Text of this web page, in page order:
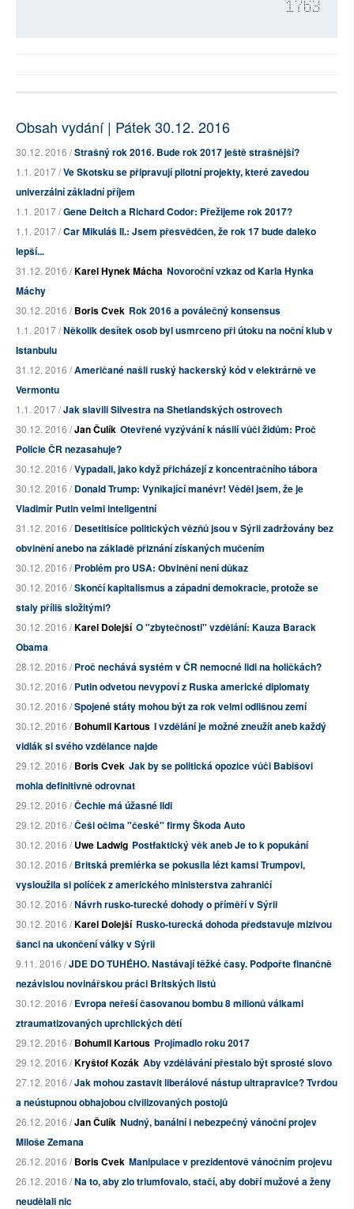
1763
Obsah vydání | Pátek 30.12. 2016
30.12. 2016 /Strašný rok 2016. Bude rok 2017 ještě strašnější?
1.1. 2017 /Ve Skotsku se připravují pilotní projekty, které zavedou
univerzální základní příjem
1.1. 2017 /Gene Deitch a Richard Codor: Přežijeme rok 2017?
1.1. 2017 /Car Mikuláš II.: Jsem přesvědčen, že rok 17 bude daleko
lepší...
31.12. 2016 /Karel Hynek Mácha Novoroční vzkaz od Karla Hynka
Máchy
30.12. 2016 /Boris Cvek Rok 2016 a poválečný konsensus
1.1. 2017 /Několik desítek osob byl usmrceno při útoku na noční klub v
Istanbulu
31.12. 2016 /Američané našli ruský hackerský kód v elektrárně ve
Vermontu
1.1. 2017 /Jak slavili Silvestra na Shetlandských ostrovech
30.12. 2016 /Jan Čulík Otevřené vyzývání k násilí vůči židům: Proč
Policie ČR nezasahuje?
30.12. 2016 /Vypadali, jako když přicházejí z koncentračního tábora
30.12. 2016 /Donald Trump: Vynikající manévr! Věděl jsem, že je
Vladimír Putin velmi inteligentní
31.12. 2016 /Desetitisíce politických vězňů jsou v Sýrii zadržovány bez
obvinění anebo na základě přiznání získaných mučením
30.12. 2016 /Problém pro USA: Obvinění není důkaz
30.12. 2016 /Skončí kapitalismus a západní demokracie, protože se
staly příliš složitými?
30.12. 2016 /Karel Dolejší O "zbytečnosti" vzdělání: Kauza Barack
Obama
28.12. 2016 /Proč nechává systém v ČR nemocné lidi na holičkách?
30.12. 2016 /Putin odvetou nevypoví z Ruska americké diplomaty
30.12. 2016 /Spojené státy mohou být za rok velmi odlišnou zemí
30.12. 2016 /Bohumil Kartous I vzdělání je možné zneužít aneb každý
vidlák si svého vzdělance najde
29.12. 2016 /Boris Cvek Jak by se politická opozice vůči Babišovi
mohla definitivně odrovnat
29.12. 2016 /Čechie má úžasné lidi
29.12. 2016 /Češi očima "české" firmy Škoda Auto
30.12. 2016 /Uwe Ladwig Postfaktický věk aneb Je to k popukání
30.12. 2016 /Britská premiérka se pokusila lézt kamsi Trumpovi,
vysloužila si políček z amerického ministerstva zahraničí
30.12. 2016 /Návrh rusko-turecké dohody o příměří v Sýrii
30.12. 2016 /Karel Dolejší Rusko-turecká dohoda představuje mizivou
šanci na ukončení války v Sýrii
9.11. 2016 /JDE DO TUHÉHO. Nastávají těžké časy. Podpořte finančně
nezávislou novinářskou práci Britských listů
30.12. 2016 /Evropa neřeší časovanou bombu 8 milionů válkami
ztraumatizovaných uprchlických dětí
29.12. 2016 /Bohumil Kartous Projímadlo roku 2017
29.12. 2016 /Kryštof Kozák Aby vzdělávání přestalo být sprosté slovo
27.12. 2016 /Jak mohou zastavit liberálové nástup ultrapravice? Tvrdou
a neústupnou obhajobou civilizovaných postojů
26.12. 2016 /Jan Čulík Nudný, banální i nebezpečný vánoční projev
Miloše Zemana
26.12. 2016 /Boris Cvek Manipulace v prezidentově vánočním projevu
26.12. 2016 /Na to, aby zlo triumfovalo, stačí, aby dobří mužové a ženy
neudělali nic